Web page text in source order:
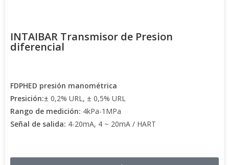
INTAIBAR Transmisor de Presion
diferencial
FDPHED presión manométrica
Presición:± 0,2% URL, ± 0,5% URL
Rango de medición: 4kPa-1MPa
Señal de salida: 4-20mA, 4 ~ 20mA / HART